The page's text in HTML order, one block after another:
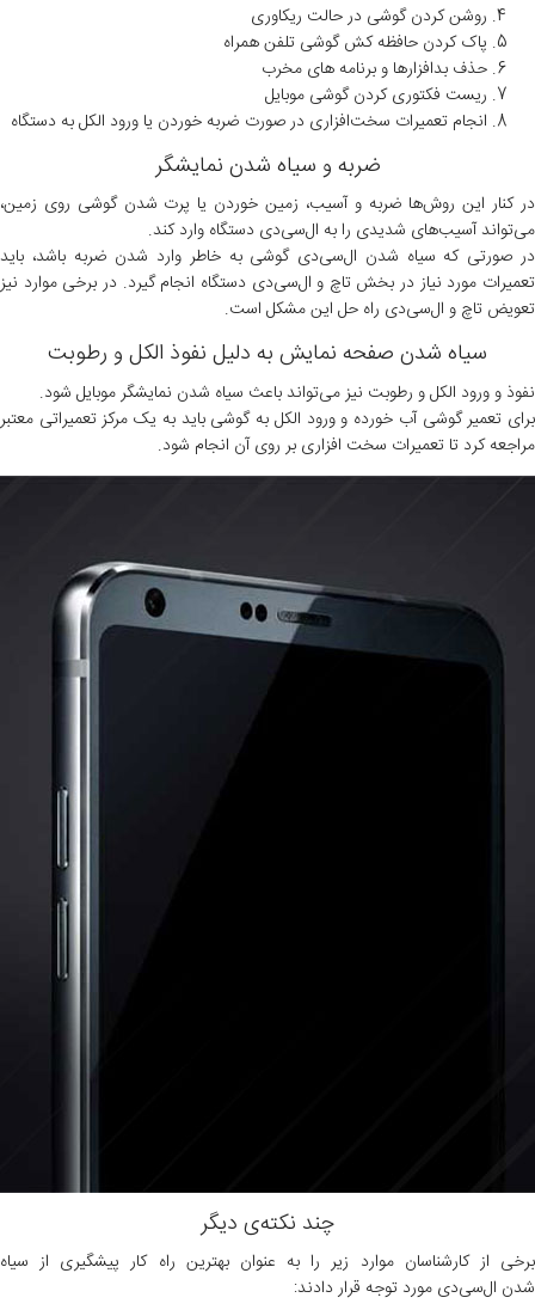
روشن کردن گوشی در حالت ریکاوری
پاک کردن حافظه کش گوشی تلفن همراه
حذف بدافزارها و برنامه های مخرب
ریست فکتوری کردن گوشی موبایل
انجام تعمیرات سخت‌افزاری در صورت ضربه خوردن یا ورود الکل به دستگاه
ضربه و سیاه شدن نمایشگر
در کنار این روش‌ها ضربه و آسیب، زمین خوردن یا پرت شدن گوشی روی زمین،
می‌تواند آسیب‌های شدیدی را به ال‌سی‌دی دستگاه وارد کند.
در صورتی‌ که سیاه شدن ال‌سی‌دی گوشی به‌ خاطر وارد شدن ضربه باشد، باید
تعمیرات مورد نیاز در بخش تاچ و ال‌سی‌دی دستگاه انجام گیرد. در برخی موارد نیز
تعویض تاچ و ال‌سی‌دی راه حل این مشکل است.
سیاه شدن صفحه نمایش به دلیل نفوذ الکل و رطوبت
نفوذ و ورود الکل و رطوبت نیز می‌تواند باعث سیاه شدن نمایشگر موبایل شود.
برای تعمیر گوشی آب خورده و ورود الکل به گوشی باید به یک مرکز تعمیراتی معتبر
مراجعه کرد تا تعمیرات سخت افزاری بر روی آن انجام شود.
چند نکته‌ی دیگر
برخی از کارشناسان موارد زیر را به‌ عنوان بهترین راه کار پیشگیری از سیاه
شدن ال‌سی‌دی مورد توجه قرار دادند: